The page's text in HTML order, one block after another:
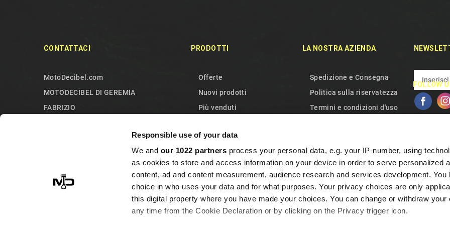
Responsible use of your data
We and our 1022 partners process your personal data, e.g. your IP-number, using
as cookies to store and access information on your device in order to serve personalized
content, ad and content measurement, audience research and services development. You
choice in who uses your data and for what purposes. Your privacy choices are only
this digital property where you have made your choices. You can change or withdraw your
any time from the Cookie Declaration or by clicking on the Privacy trigger icon.
CONTATTACI
MotoDecibel.com
MOTODECIBEL DI GEREMIA
FABRIZIO
+393513946375 (Whatsapp)
PRODOTTI
Offerte
Nuovi prodotti
Più venduti
Mappa del sito
LA NOSTRA AZIENDA
Spedizione e Consegna
Politica sulla riservatezza
Termini e condizioni d'uso
Garanzia e Recesso
Domande Frequenti
Programma Fedeltà
Contattaci
FOLLOW